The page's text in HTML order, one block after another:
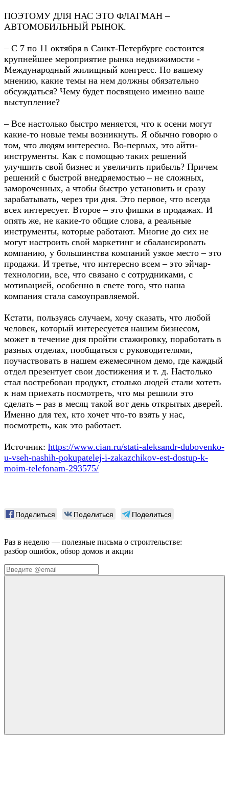
ПОЭТОМУ ДЛЯ НАС ЭТО ФЛАГМАН –
АВТОМОБИЛЬНЫЙ РЫНОК.
– C 7 по 11 октября в Санкт-Петербурге состоится
крупнейшее мероприятие рынка недвижимости -
Международный жилищный конгресс. По вашему
мнению, какие темы на нем должны обязательно
обсуждаться? Чему будет посвящено именно ваше
выступление?
– Все настолько быстро меняется, что к осени могут
какие-то новые темы возникнуть. Я обычно говорю о
том, что людям интересно. Во-первых, это айти-
инструменты. Как с помощью таких решений
улучшить свой бизнес и увеличить прибыль? Причем
решений с быстрой внедряемостью – не сложных,
замороченных, а чтобы быстро установить и сразу
зарабатывать, через три дня. Это первое, что всегда
всех интересует. Второе – это фишки в продажах. И
опять же, не какие-то общие слова, а реальные
инструменты, которые работают. Многие до сих не
могут настроить свой маркетинг и сбалансировать
компанию, у большинства компаний узкое место – это
продажи. И третье, что интересно всем – это эйчар-
технологии, все, что связано с сотрудниками, с
мотивацией, особенно в свете того, что наша
компания стала самоуправляемой.
Кстати, пользуясь случаем, хочу сказать, что любой
человек, который интересуется нашим бизнесом,
может в течение дня пройти стажировку, поработать в
разных отделах, пообщаться с руководителями,
поучаствовать в нашем ежемесячном демо, где каждый
отдел презентует свои достижения и т. д. Настолько
стал востребован продукт, столько людей стали хотеть
к нам приехать посмотреть, что мы решили это
сделать – раз в месяц такой вот день открытых дверей.
Именно для тех, кто хочет что-то взять у нас,
посмотреть, как это работает.
Источник: https://www.cian.ru/stati-aleksandr-dubovenko-
u-vseh-nashih-pokupatelej-i-zakazchikov-est-dostup-k-
moim-telefonam-293575/
Поделиться Поделиться Поделиться
Раз в неделю — полезные письма о строительстве:
разбор ошибок, обзор домов и акции